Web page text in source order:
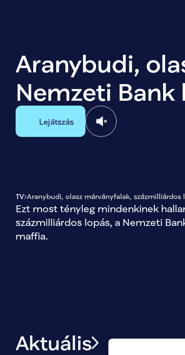
Aranybudi,
Nemzeti Bank
Lejátszás
TV Aranybudi, olasz márványfalak, százmilliárdos
Ezt most tényleg mindenkinek
százmilliárdos lopás, a Nemzeti
maffia.
Aktuális